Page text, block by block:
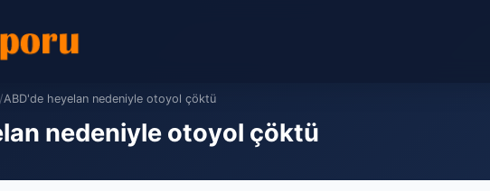
/ABD'de heyelan nedeniyle otoyol çöktü
nedeniyle otoyol çöktü